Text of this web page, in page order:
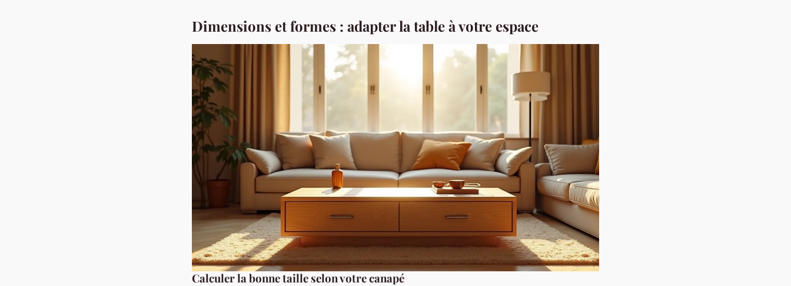
Dimensions et formes : adapter la table à votre espace
Calculer la bonne taille selon votre canapé